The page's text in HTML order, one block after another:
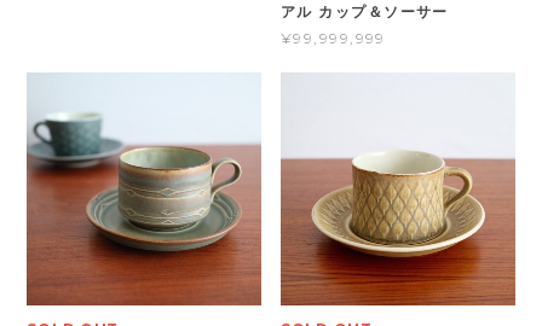
アル カップ＆ソーサー
¥99,999,999